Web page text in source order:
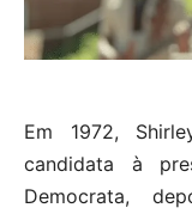
Em 1972,
candidata à
Democrata,